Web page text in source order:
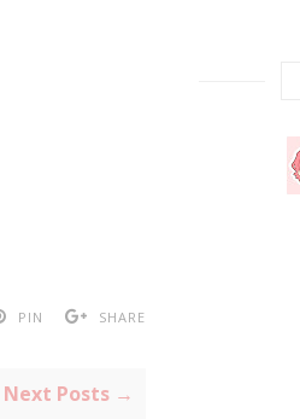
PIN SHARE
Next Posts →